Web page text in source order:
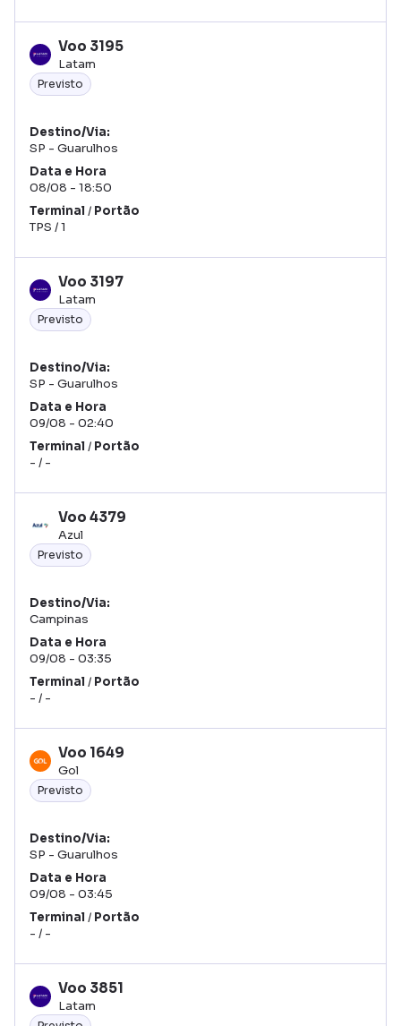
Voo 3195
Data
Hora
08/08
18:50
Destino/Via
SP - Guarulhos
Latam
Terminal/ Portão
TPS /1
Previsto
Voo 3197
Data
Hora
09/08
02:40
Destino/Via
SP - Guarulhos
Latam
Terminal/ Portão
- / -
Previsto
Voo 4379
Data
Hora
09/08
03:35
Destino/Via
Campinas
Azul
Terminal/ Portão
- / -
Previsto
Voo 1649
Data
Hora
09/08
03:45
Destino/Via
SP - Guarulhos
Gol
Terminal/ Portão
- / -
Previsto
Voo 3851
Latam